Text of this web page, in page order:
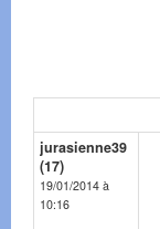
jurasienne39
(17)
19/01/2014 à
10:16